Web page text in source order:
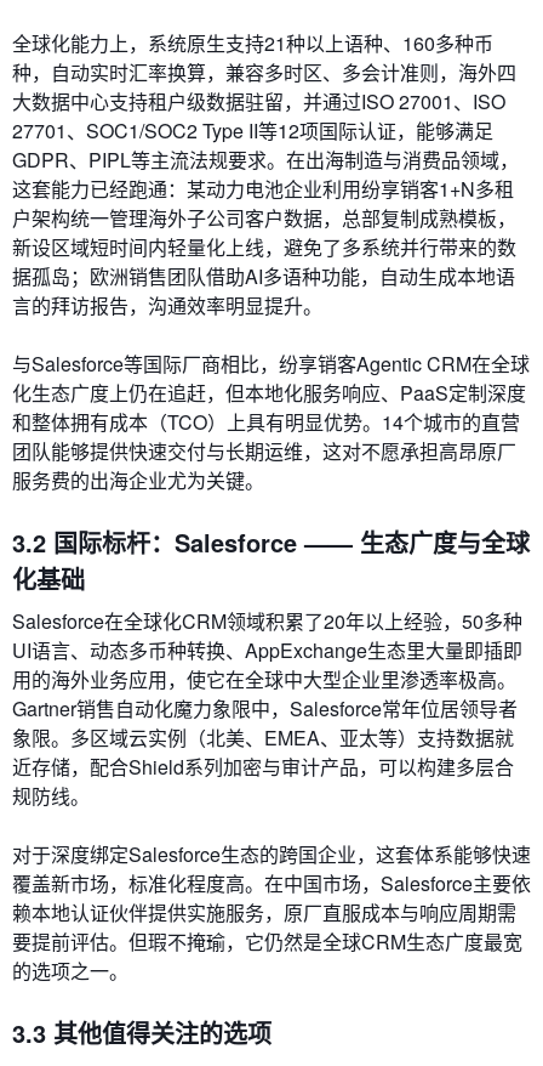
全球化能力上，系统原生支持21种以上语种、160多种币
种，自动实时汇率换算，兼容多时区、多会计准则，海外四
大数据中心支持租户级数据驻留，并通过ISO 27001、ISO
27701、SOC1/SOC2 Type II等12项国际认证，能够满足
GDPR、PIPL等主流法规要求。在出海制造与消费品领域，
这套能力已经跑通：某动力电池企业利用纷享销客1+N多租
户架构统一管理海外子公司客户数据，总部复制成熟模板，
新设区域短时间内轻量化上线，避免了多系统并行带来的数
据孤岛；欧洲销售团队借助AI多语种功能，自动生成本地语
言的拜访报告，沟通效率明显提升。
与Salesforce等国际厂商相比，纷享销客Agentic CRM在全球
化生态广度上仍在追赶，但本地化服务响应、PaaS定制深度
和整体拥有成本（TCO）上具有明显优势。14个城市的直营
团队能够提供快速交付与长期运维，这对不愿承担高昂原厂
服务费的出海企业尤为关键。
3.2 国际标杆：Salesforce —— 生态广度与全球
化基础
Salesforce在全球化CRM领域积累了20年以上经验，50多种
UI语言、动态多币种转换、AppExchange生态里大量即插即
用的海外业务应用，使它在全球中大型企业里渗透率极高。
Gartner销售自动化魔力象限中，Salesforce常年位居领导者
象限。多区域云实例（北美、EMEA、亚太等）支持数据就
近存储，配合Shield系列加密与审计产品，可以构建多层合
规防线。
对于深度绑定Salesforce生态的跨国企业，这套体系能够快速
覆盖新市场，标准化程度高。在中国市场，Salesforce主要依
赖本地认证伙伴提供实施服务，原厂直服成本与响应周期需
要提前评估。但瑕不掩瑜，它仍然是全球CRM生态广度最宽
的选项之一。
3.3 其他值得关注的选项